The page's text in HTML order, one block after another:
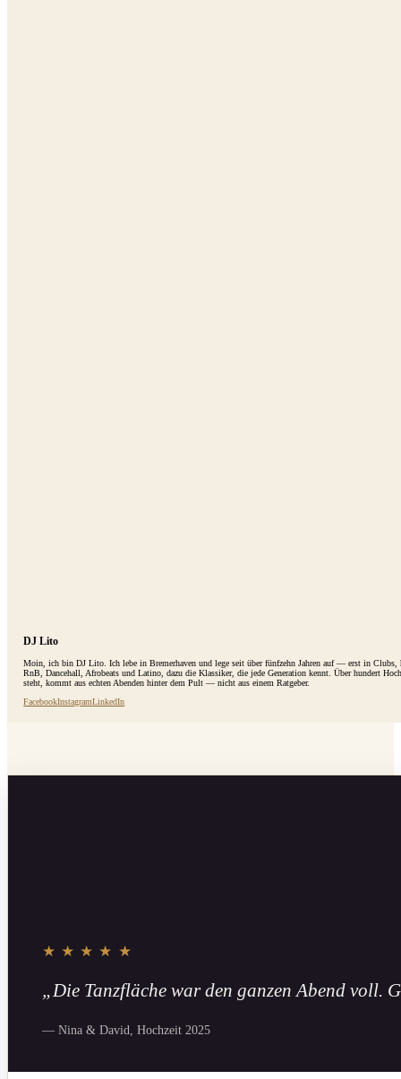
DJ Lito
Moin, ich bin DJ Lito. Ich lebe in Bremerhaven und lege seit über fünfzehn Jahren auf — erst in
RnB, Dancehall, Afrobeats und Latino, dazu die Klassiker, die jede Generation kennt. Über hundert
steht, kommt aus echten Abenden hinter dem Pult — nicht aus einem Ratgeber.
FacebookInstagramLinkedIn
★★★★★
„Die Tanzfläche war den ganzen Abend voll.
— Nina & David, Hochzeit 2025